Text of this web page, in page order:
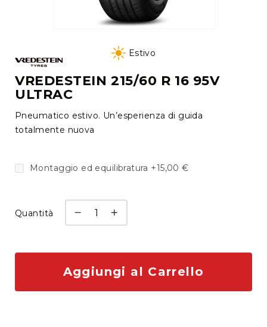
a
Cerchi
Autofficina
Check
diagnosi
e
tagliando
di
della
galleria
di
Estivo
VREDESTEIN 215/60 R 16 95V
ULTRAC
Pneumatico estivo. Un’esperienza di guida
totalmente nuova
Montaggio ed equilibratura +15,00 €
Quantità
Aggiungi al Carrello